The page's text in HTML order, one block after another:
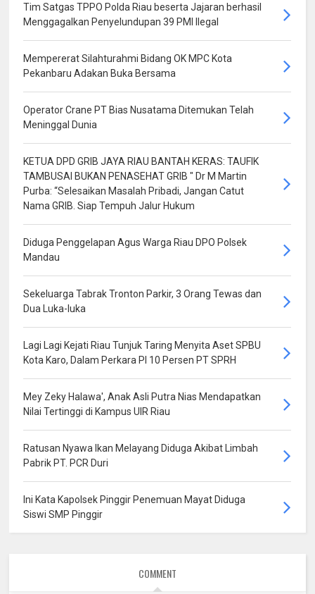
Tim Satgas TPPO Polda Riau beserta Jajaran berhasil
Menggagalkan Penyelundupan 39 PMI Ilegal
Mempererat Silahturahmi Bidang OK MPC Kota
Pekanbaru Adakan Buka Bersama
Operator Crane PT Bias Nusatama Ditemukan Telah
Meninggal Dunia
KETUA DPD GRIB JAYA RIAU BANTAH KERAS: TAUFIK
TAMBUSAI BUKAN PENASEHAT GRIB " Dr M Martin
Purba: “Selesaikan Masalah Pribadi, Jangan Catut
Nama GRIB. Siap Tempuh Jalur Hukum
Diduga Penggelapan Agus Warga Riau DPO Polsek
Mandau
Sekeluarga Tabrak Tronton Parkir, 3 Orang Tewas dan
Dua Luka-luka
Lagi Lagi Kejati Riau Tunjuk Taring Menyita Aset SPBU
Kota Karo, Dalam Perkara PI 10 Persen PT SPRH
Mey Zeky Halawa', Anak Asli Putra Nias Mendapatkan
Nilai Tertinggi di Kampus UIR Riau
Ratusan Nyawa Ikan Melayang Diduga Akibat Limbah
Pabrik PT. PCR Duri
Ini Kata Kapolsek Pinggir Penemuan Mayat Diduga
Siswi SMP Pinggir
COMMENT